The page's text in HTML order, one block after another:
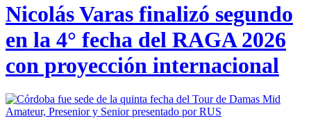
Nicolás Varas finalizó segundo
en la 4° fecha del RAGA 2026
con proyección internacional